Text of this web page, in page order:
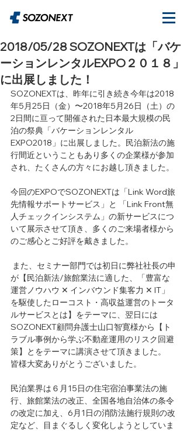
2018/05/28 SOZONEXTは「バケ
ーションレンタルEXPO２０１８」
に出展しました！
SOZONEXTは、昨年に引き続き今年は2018
年5月25日（金）〜2018年5月26日（土）の
2日間に亘って開催された日本最大規模の民
泊の祭典「バケーションレンタル
EXPO2018」に出展しました。民泊新法の施
行間近ということもあり多くの企業様が参加
され、たくさんの方々にお越し頂きました。
今回のEXPOでSOZONEXTは「Link Word旅
先情報サポートサービス」と 「Link Front無
人チェックインシステム」の新サービスにつ
いて展示させて頂き、多くのご来場者様から
のご感心とご好評を戴きました。
が【民泊新法/旅館業法に適した、「豊富な
運営ノウハウ ✕ インバウンド集客力 ✕ IT」
を駆使したローコスト・高収益運営のトータ
ルサービスとは】をテーマに、翌日には
SOZONEXT顧問弁護士山口智寛様から【ト
ラブル事例から学ぶ不動産運用のリスク回避
策】とをテーマに講演させて頂きました。
皆様大変ありがとうございました。
民泊業界は６月15日の住宅宿泊事業法の施
行、旅館業法の改正、全国各地自治体の条令
の改定に加え、6月1日の消防法施行規則の改
定など、目まぐるしく変化しようとしていま